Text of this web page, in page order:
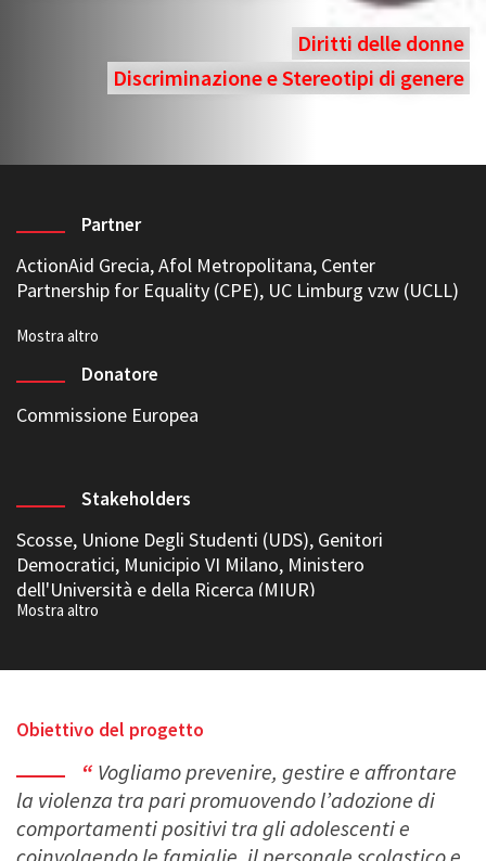
Diritti delle donne
Discriminazione e Stereotipi di genere
Partner
ActionAid Grecia,Afol Metropolitana, Center
Partnership for Equality (CPE), UC Limburg vzw (UCLL)
Donatore
Commissione Europea
Stakeholders
Scosse, Unione Degli Studenti (UDS), Genitori
Democratici, Municipio VI Milano, Ministero
dell'Università e della Ricerca (MIUR)
Obiettivo del progetto
Vogliamo prevenire, gestire e affrontare
la violenza tra pari promuovendo l’adozione di
comportamenti positivi tra gli adolescenti e